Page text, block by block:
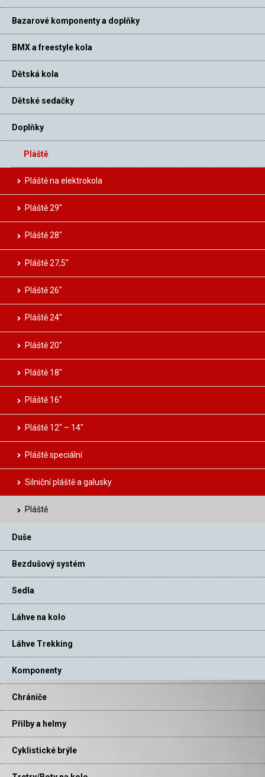
Bazarové komponenty a doplňky
BMX a freestyle kola
Dětská kola
Dětské sedačky
Doplňky
Pláště
Pláště na elektrokola
Pláště 29″
Pláště 28″
Pláště 27,5″
Pláště 26″
Pláště 24″
Pláště 20″
Pláště 18″
Pláště 16″
Pláště 12″ – 14″
Pláště speciální
Silniční pláště a galusky
Pláště
Duše
Bezdušový systém
Sedla
Láhve na kolo
Láhve Trekking
Komponenty
Chrániče
Přilby a helmy
Cyklistické brýle